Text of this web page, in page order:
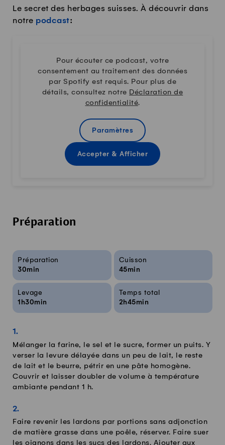
Le secret des herbages suisses. À découvrir dans
notre podcast:
Pour écouter ce podcast, votre
consentement au traitement des données
par Spotify est requis. Pour plus de
détails, consultez notre Déclaration de
confidentialité.
Paramètres
Accepter & Afficher
Préparation
Infos sur la recette
Préparation
30min
Cuisson
45min
Levage
1h30min
Temps total
2h45min
Mélanger la farine, le sel et le sucre, former un puits. Y
verser la levure délayée dans un peu de lait, le reste
de lait et le beurre, pétrir en une pâte homogène.
Couvrir et laisser doubler de volume à température
ambiante pendant 1 h.
Faire revenir les lardons par portions sans adjonction
de matière grasse dans une poêle, réserver. Faire suer
les oignons dans les sucs des lardons. Ajouter aux